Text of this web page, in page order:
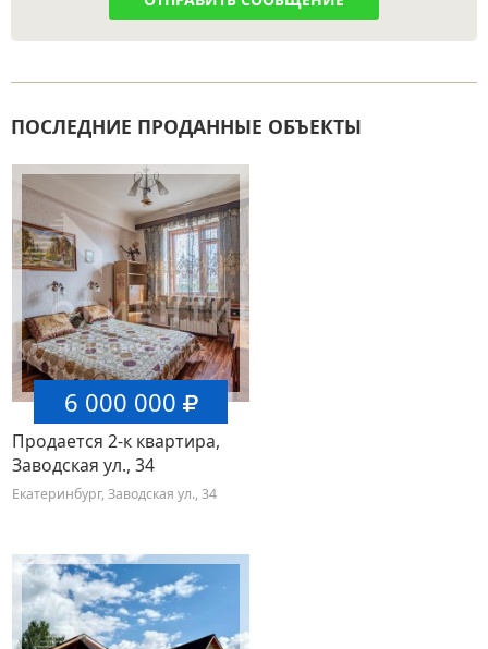
ПОСЛЕДНИЕ ПРОДАННЫЕ ОБЪЕКТЫ
6 000 000
Продается 2-к квартира,
Заводская ул., 34
Екатеринбург, Заводская ул., 34
Страницы